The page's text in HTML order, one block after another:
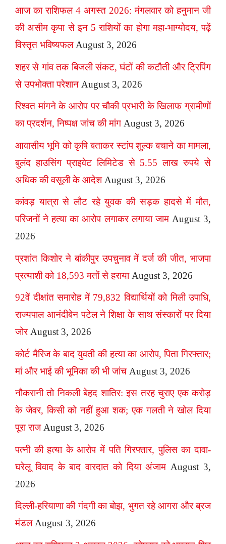
आज का राशिफल 4 अगस्त 2026: मंगलवार को हनुमान जी
की असीम कृपा से इन 5 राशियों का होगा महा-भाग्योदय, पढ़ें
विस्तृत भविष्यफल August 3, 2026
शहर से गांव तक बिजली संकट, घंटों की कटौती और ट्रिपिंग
से उपभोक्ता परेशान August 3, 2026
रिश्वत मांगने के आरोप पर चौकी प्रभारी के खिलाफ ग्रामीणों
का प्रदर्शन, निष्पक्ष जांच की मांग August 3, 2026
आवासीय भूमि को कृषि बताकर स्टांप शुल्क बचाने का मामला,
बुलंद हाउसिंग प्राइवेट लिमिटेड से 5.55 लाख रुपये से
अधिक की वसूली के आदेश August 3, 2026
कांवड़ यात्रा से लौट रहे युवक की सड़क हादसे में मौत,
परिजनों ने हत्या का आरोप लगाकर लगाया जाम August 3,
2026
प्रशांत किशोर ने बांकीपुर उपचुनाव में दर्ज की जीत, भाजपा
प्रत्याशी को 18,593 मतों से हराया August 3, 2026
92वें दीक्षांत समारोह में 79,832 विद्यार्थियों को मिली उपाधि,
राज्यपाल आनंदीबेन पटेल ने शिक्षा के साथ संस्कारों पर दिया
जोर August 3, 2026
कोर्ट मैरिज के बाद युवती की हत्या का आरोप, पिता गिरफ्तार;
मां और भाई की भूमिका की भी जांच August 3, 2026
नौकरानी तो निकली बेहद शातिर: इस तरह चुराए एक करोड़
के जेवर, किसी को नहीं हुआ शक; एक गलती ने खोल दिया
पूरा राज August 3, 2026
पत्नी की हत्या के आरोप में पति गिरफ्तार, पुलिस का दावा-
घरेलू विवाद के बाद वारदात को दिया अंजाम August 3,
2026
दिल्ली-हरियाणा की गंदगी का बोझ, भुगत रहे आगरा और ब्रज
मंडल August 3, 2026